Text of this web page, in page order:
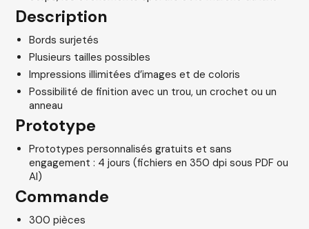
Description
Bords surjetés
Plusieurs tailles possibles
Impressions illimitées d’images et de coloris
Possibilité de finition avec un trou, un crochet ou un
anneau
Prototype
Prototypes personnalisés gratuits et sans
engagement : 4 jours (fichiers en 350 dpi sous PDF ou
AI)
Commande
300 pièces